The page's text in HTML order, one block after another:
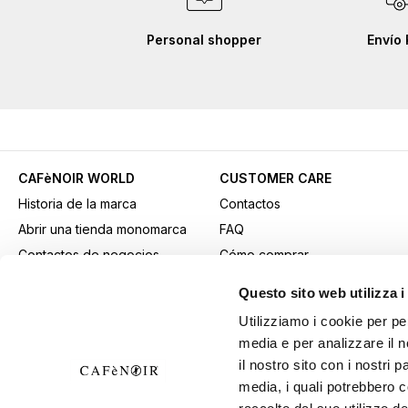
Questo sito web utilizza i
Utilizziamo i cookie per
media e per analizzare il
il nostro sito con i nostri
media, i quali potrebbero
Personal shopper Envío
CAFèNOIR WORLD
Historia de la marca
Abrir una tienda monomarca
Contactos de negocios
CUSTOMER CARE
Contactos
FAQ
Cómo comprar
Transporte
Devoluciones y retiros
Condiciones generales de
venta